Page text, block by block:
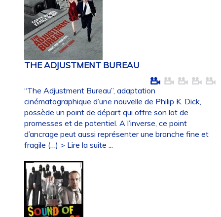
THE ADJUSTMENT BUREAU
“The Adjustment Bureau”, adaptation
cinématographique d’une nouvelle de Philip K. Dick,
possède un point de départ qui offre son lot de
promesses et de potentiel. A l’inverse, ce point
d’ancrage peut aussi représenter une branche fine et
fragile (…) > Lire la suite ...